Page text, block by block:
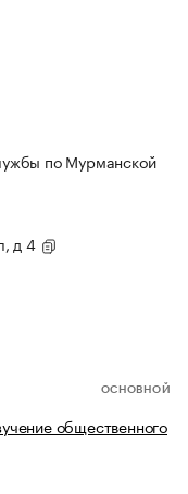
по Мурманской
д 4
ОСНОВНОЙ
общественного